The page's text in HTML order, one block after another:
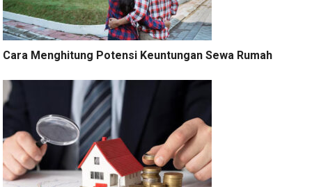
Cara Menghitung Potensi Keuntungan Sewa Rumah